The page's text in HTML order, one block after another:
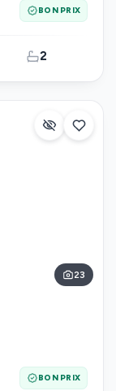
BON PRIX
2
23
BON PRIX